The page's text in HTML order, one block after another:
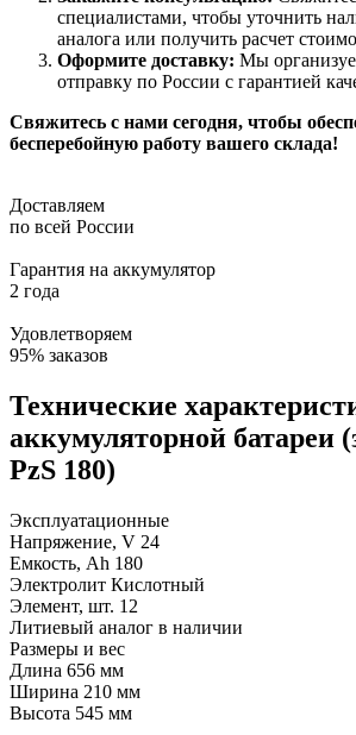
специалистами, чтобы уточнить
аналога или получить расчет
Оформите доставку: Мы
отправку по России с гарантией
Свяжитесь с нами сегодня, чтобы
бесперебойную работу вашего склада!
Доставляем
по всей России
Гарантия на аккумулятор
2 года
Удовлетворяем
95% заказов
Технические
аккумуляторной батареи
PzS 180)
Эксплуатационные
Напряжение, V 24
Емкость, Ah 180
Электролит Кислотный
Элемент, шт. 12
Литиевый аналог в наличии
Размеры и вес
Длина 656 мм
Ширина 210 мм
Высота 545 мм